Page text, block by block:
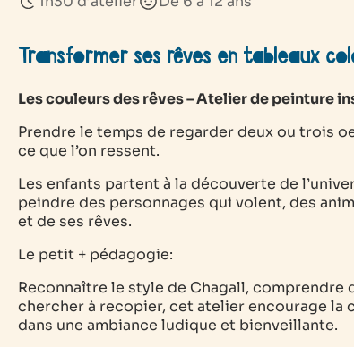
Transformer ses rêves en tableaux
Les couleurs des rêves – Atelier de peinture
Prendre le temps de regarder deux ou trois
ce que l’on ressent.
Les enfants partent à la découverte de
peindre des personnages qui volent, des
et de ses rêves.
Le petit + pédagogie:
Reconnaître le style de Chagall, comprendre
chercher à recopier, cet atelier encourage la
dans une ambiance ludique et bienveillante.